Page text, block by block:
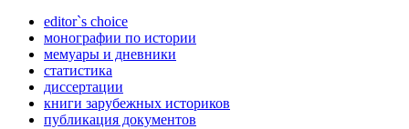
editor`s choice
монографии по истории
мемуары и дневники
статистика
диссертации
книги зарубежных историков
публикация документов